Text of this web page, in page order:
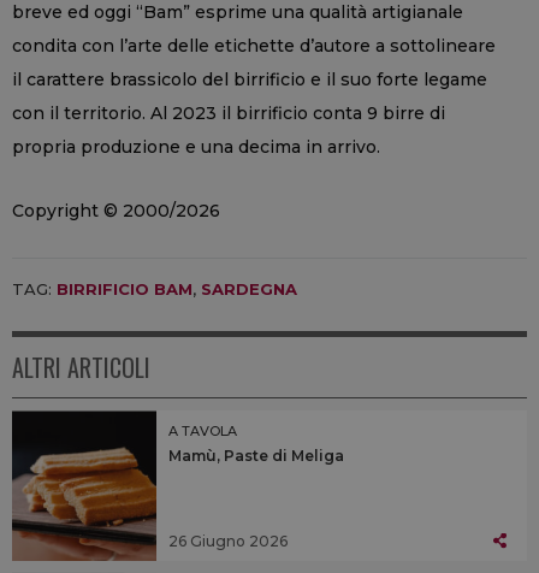
breve ed oggi “Bam” esprime una qualità artigianale
condita con l’arte delle etichette d’autore a sottolineare
il carattere brassicolo del birrificio e il suo forte legame
con il territorio. Al 2023 il birrificio conta 9 birre di
propria produzione e una decima in arrivo.
Copyright © 2000/2026
TAG: BIRRIFICIO BAM, SARDEGNA
ALTRI ARTICOLI
A TAVOLA
Mamù, Paste di Meliga
26 Giugno 2026